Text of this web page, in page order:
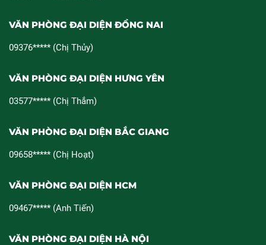
VĂN PHÒNG ĐẠI DIỆN ĐỒNG NAI
09376***** (Chị Thủy)
VĂN PHÒNG ĐẠI DIỆN HƯNG YÊN
03577***** (Chị Thắm)
VĂN PHÒNG ĐẠI DIỆN BẮC GIANG
09658***** (Chị Hoạt)
VĂN PHÒNG ĐẠI DIỆN HCM
09467***** (Anh Tiến)
VĂN PHÒNG ĐẠI DIỆN HÀ NỘI